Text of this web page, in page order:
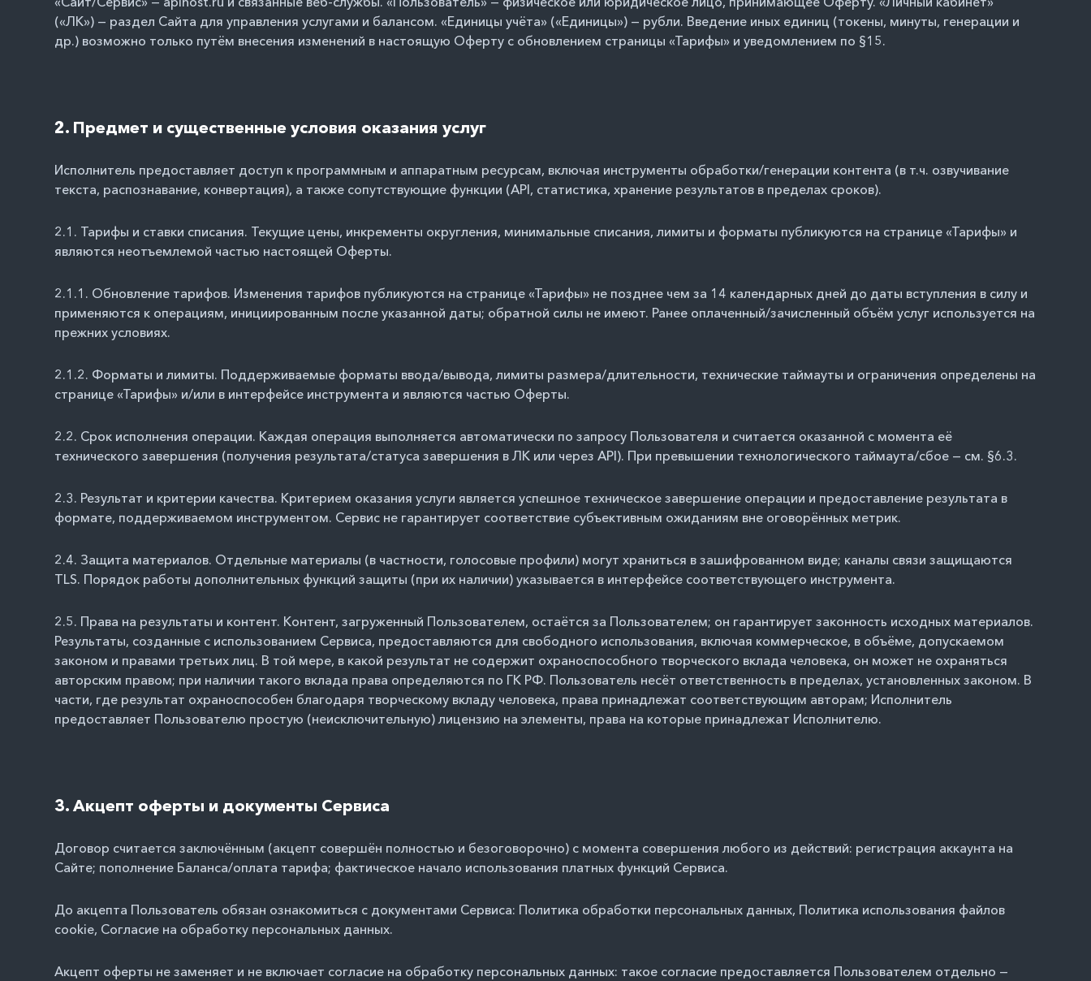
(«ЛК») — раздел Сайта для управления услугами и балансом. «Единицы учёта» («Единицы») — рубли. Введение иных единиц (токены, минуты, генерации и
др.) возможно только путём внесения изменений в настоящую Оферту с обновлением страницы «Тарифы» и уведомлением по §15.
2. Предмет и существенные условия оказания услуг
Исполнитель предоставляет доступ к программным и аппаратным ресурсам, включая инструменты обработки/генерации контента (в т.ч. озвучивание
текста, распознавание, конвертация), а также сопутствующие функции (API, статистика, хранение результатов в пределах сроков).
2.1. Тарифы и ставки списания. Текущие цены, инкременты округления, минимальные списания, лимиты и форматы публикуются на странице «Тарифы» и
являются неотъемлемой частью настоящей Оферты.
2.1.1. Обновление тарифов. Изменения тарифов публикуются на странице «Тарифы» не позднее чем за 14 календарных дней до даты вступления в силу и
применяются к операциям, инициированным после указанной даты; обратной силы не имеют. Ранее оплаченный/зачисленный объём услуг используется на
прежних условиях.
2.1.2. Форматы и лимиты. Поддерживаемые форматы ввода/вывода, лимиты размера/длительности, технические таймауты и ограничения определены на
странице «Тарифы» и/или в интерфейсе инструмента и являются частью Оферты.
2.2. Срок исполнения операции. Каждая операция выполняется автоматически по запросу Пользователя и считается оказанной с момента её
технического завершения (получения результата/статуса завершения в ЛК или через API). При превышении технологического таймаута/сбое — см. §6.3.
2.3. Результат и критерии качества. Критерием оказания услуги является успешное техническое завершение операции и предоставление результата в
формате, поддерживаемом инструментом. Сервис не гарантирует соответствие субъективным ожиданиям вне оговорённых метрик.
2.4. Защита материалов. Отдельные материалы (в частности, голосовые профили) могут храниться в зашифрованном виде; каналы связи защищаются
TLS. Порядок работы дополнительных функций защиты (при их наличии) указывается в интерфейсе соответствующего инструмента.
2.5. Права на результаты и контент. Контент, загруженный Пользователем, остаётся за Пользователем; он гарантирует законность исходных материалов.
Результаты, созданные с использованием Сервиса, предоставляются для свободного использования, включая коммерческое, в объёме, допускаемом
законом и правами третьих лиц. В той мере, в какой результат не содержит охраноспособного творческого вклада человека, он может не охраняться
авторским правом; при наличии такого вклада права определяются по ГК РФ. Пользователь несёт ответственность в пределах, установленных законом. В
части, где результат охраноспособен благодаря творческому вкладу человека, права принадлежат соответствующим авторам; Исполнитель
предоставляет Пользователю простую (неисключительную) лицензию на элементы, права на которые принадлежат Исполнителю.
3. Акцепт оферты и документы Сервиса
Договор считается заключённым (акцепт совершён полностью и безоговорочно) с момента совершения любого из действий: регистрация аккаунта на
Сайте; пополнение Баланса/оплата тарифа; фактическое начало использования платных функций Сервиса.
До акцепта Пользователь обязан ознакомиться с документами Сервиса: Политика обработки персональных данных, Политика использования файлов
cookie, Согласие на обработку персональных данных.
Акцепт оферты не заменяет и не включает согласие на обработку персональных данных: такое согласие предоставляется Пользователем отдельно —